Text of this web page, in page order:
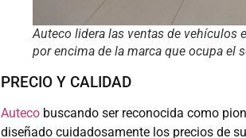
Auteco lidera las ventas de vehículos
por encima de la marca que ocupa el
PRECIO Y CALIDAD
Auteco buscando ser reconocida como
diseñado cuidadosamente los precios de